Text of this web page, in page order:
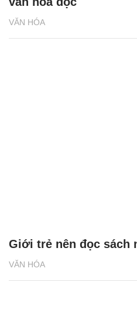
VĂN HÓA
VĂN HÓA
Giới trẻ nên đọc sách